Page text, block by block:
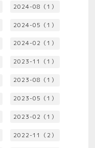
2024-08（1）
2024-05（1）
2024-02（1）
2023-11（1）
2023-08（1）
2023-05（1）
2023-02（1）
2022-11（2）